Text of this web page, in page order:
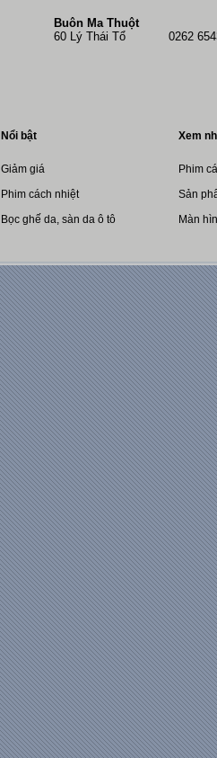
Buôn Ma Thuột
60 Lý Thái Tổ 0262
Nổi bật
Giảm giá
Phim cách nhiệt
Bọc ghế da, sàn da ô tô
Xem
Phim
Sản
Màn